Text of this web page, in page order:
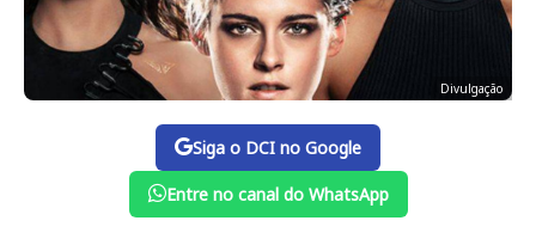
Divulgação
Siga o DCI no Google
Entre no canal do WhatsApp